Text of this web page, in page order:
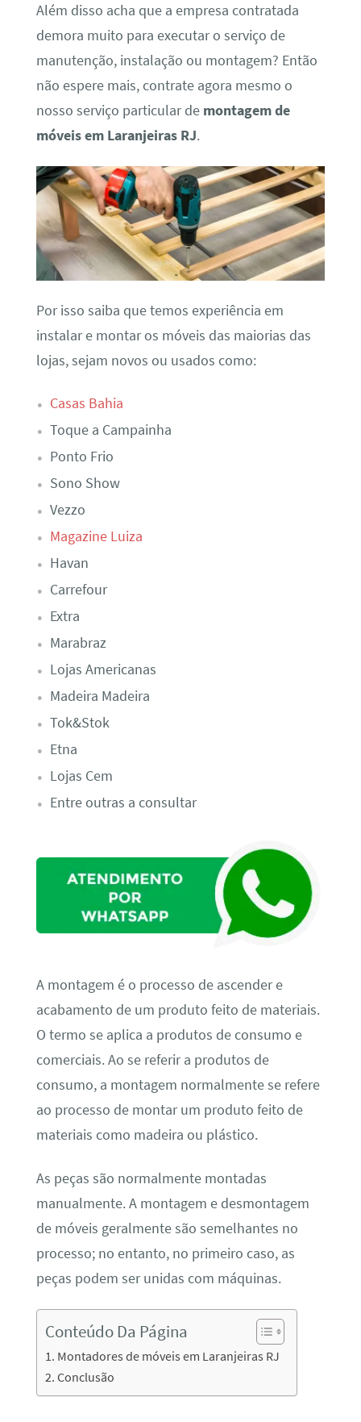
Além disso acha que a empresa contratada
demora muito para executar o serviço de
manutenção, instalação ou montagem? Então
não espere mais, contrate agora mesmo o
nosso serviço particular de montagem de
móveis em Laranjeiras RJ.
Por isso saiba que temos experiência em
instalar e montar os móveis das maiorias das
lojas, sejam novos ou usados como:
Casas Bahia
Toque a Campainha
Ponto Frio
Sono Show
Vezzo
Magazine Luiza
Havan
Carrefour
Extra
Marabraz
Lojas Americanas
Madeira Madeira
Tok&Stok
Etna
Lojas Cem
Entre outras a consultar
A montagem é o processo de ascender e
acabamento de um produto feito de materiais.
O termo se aplica a produtos de consumo e
comerciais. Ao se referir a produtos de
consumo, a montagem normalmente se refere
ao processo de montar um produto feito de
materiais como madeira ou plástico.
As peças são normalmente montadas
manualmente. A montagem e desmontagem
de móveis geralmente são semelhantes no
processo; no entanto, no primeiro caso, as
peças podem ser unidas com máquinas.
Conteúdo Da Página
Montadores de móveis em Laranjeiras RJ
Conclusão